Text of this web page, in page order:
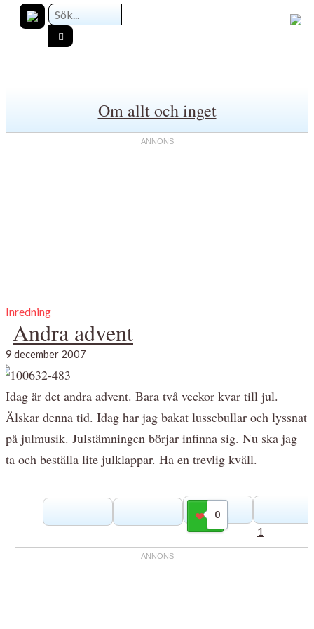
Om allt och inget
Inredning
Andra advent
9 december 2007
Idag är det andra advent. Bara två veckor kvar till jul.
Älskar denna tid. Idag har jag bakat lussebullar och lyssnat
på julmusik. Julstämningen börjar infinna sig. Nu ska jag
ta och beställa lite julklappar. Ha en trevlig kväll.
0
Gilla
1